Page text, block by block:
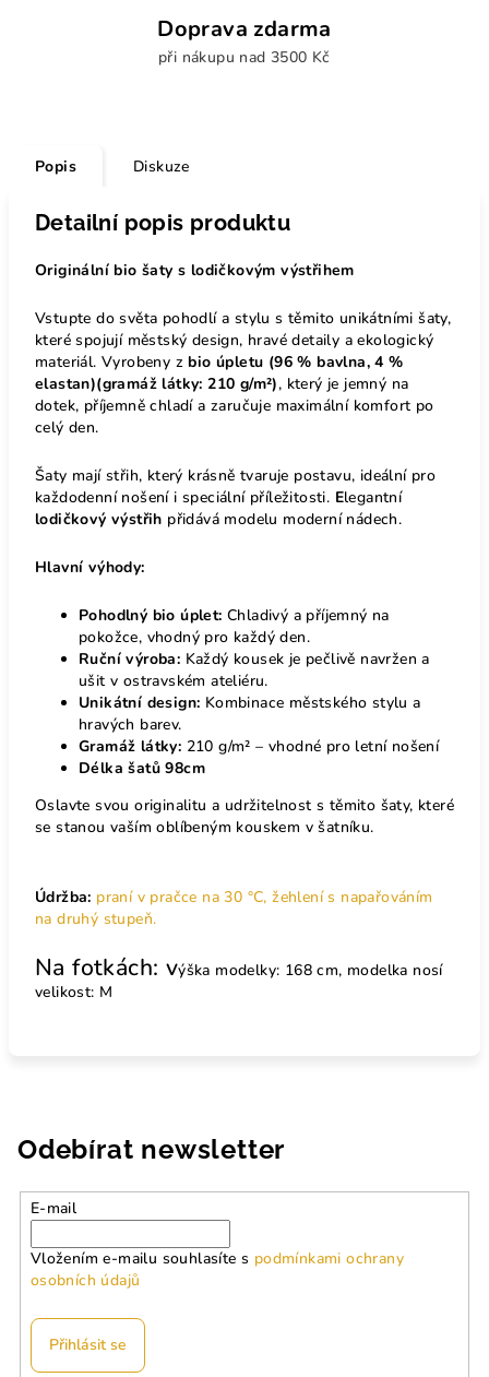
Doprava zdarma
při nákupu nad 3500 Kč
Popis Diskuze
Detailní popis produktu
Originální bio šaty s lodičkovým výstřihem
Vstupte do světa pohodlí a stylu s těmito unikátními šaty,
které spojují městský design, hravé detaily a ekologický
materiál. Vyrobeny zbio úpletu (96 % bavlna, 4 %
elastan)(gramáž látky: 210 g/m²), který je jemný na
dotek, příjemně chladí a zaručuje maximální komfort po
celý den.
Šaty mají střih, který krásně tvaruje postavu, ideální pro
každodenní nošení i speciální příležitosti. Elegantní
lodičkový výstřih přidává modelu moderní nádech.
Hlavní výhody:
Pohodlný bio úplet: Chladivý a příjemný na
pokožce, vhodný pro každý den.
Ruční výroba: Každý kousek je pečlivě navržen a
ušit v ostravském ateliéru.
Unikátní design: Kombinace městského stylu a
hravých barev.
Gramáž látky: 210 g/m² – vhodné pro letní nošení
Délka šatů 98cm
Oslavte svou originalitu a udržitelnost s těmito šaty, které
se stanou vaším oblíbeným kouskem v šatníku.
Údržba: praní v pračce na 30 °C, žehlení s napařováním
na druhý stupeň.
Na fotkách: výška modelky: 168 cm, modelka nosí
velikost: M
Odebírat newsletter
E-mail
Vložením e-mailu souhlasíte s podmínkami ochrany
osobních údajů
Přihlásit se